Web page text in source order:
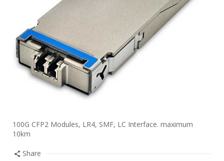
100G CFP2 Modules, LR4, SMF, LC Interface. maximum
10km
Share